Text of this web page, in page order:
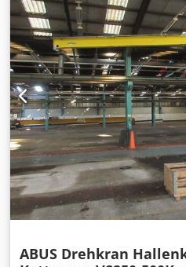
ABUS Drehkran